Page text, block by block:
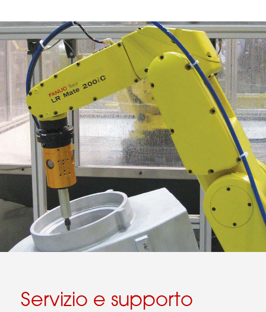
Servizio e supporto